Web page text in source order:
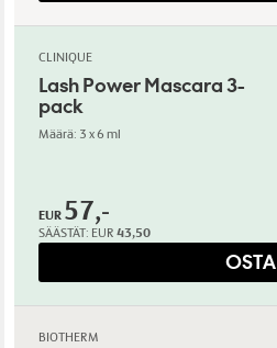
CLINIQUE
Lash Power Mascara 3-
pack
Määrä: 3 x 6 ml
EUR 57,-
SÄÄSTÄT: EUR 43,50
OSTA
BIOTHERM